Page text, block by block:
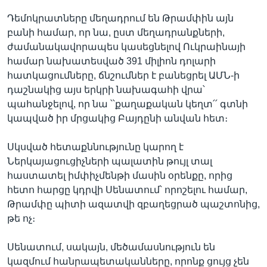
Դեմոկրատները մեղադրում են Թրամփին այն
բանի համար, որ նա, ըստ մեղադրանքների,
ժամանակավորապես կասեցնելով Ուկրաինայի
համար նախատեսված 391 միլիոն դոլարի
հատկացումները, ճնշումներ է բանեցրել ԱՄՆ-ի
դաշնակից այս երկրի նախագահի վրա՝
պահանջելով, որ նա ՝՝քաղաքական կեղտ՛՛ գտնի
կապված իր մրցակից Բայդընի անվան հետ։
Սկսված հետաքննությունը կարող է
Ներկայացուցիչների պալատին թույլ տալ
հաստատել իմփիչմենթի մասին օրենքը, որից
հետո հարցը կդրվի Սենատում՝ որոշելու համար,
Թրամփը պիտի ազատվի զբաղեցրած պաշտոնից,
թե ոչ։
Սենատում, սակայն, մեծամասնություն են
կազմում հանրապետականները, որոնք ցույց չեն